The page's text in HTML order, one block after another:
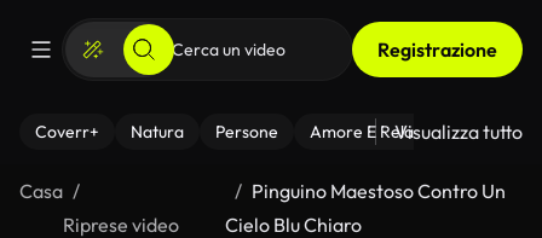
Registrazione
Coverr+ Natura Persone Amore E Relazioni Il
Visualizza tutto
Casa
Riprese video
Pinguino Maestoso Contro Un
Cielo Blu Chiaro